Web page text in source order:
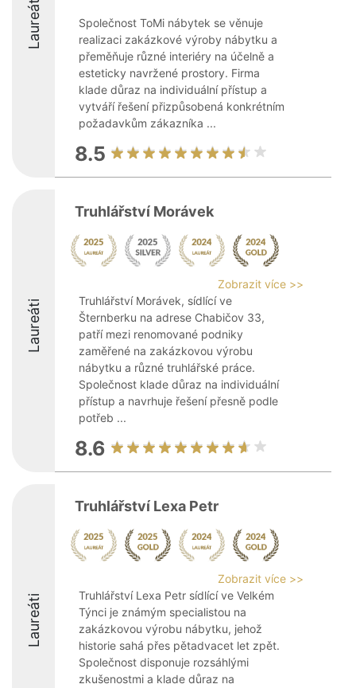
Laureáti
Společnost ToMi nábytek se věnuje
realizaci zakázkové výroby nábytku a
přeměňuje různé interiéry na účelně a
esteticky navržené prostory. Firma
klade důraz na individuální přístup a
vytváří řešení přizpůsobená konkrétním
požadavkům zákazníka ...
8.5
Laureáti
Truhlářství Morávek
Zobrazit více >>
Truhlářství Morávek, sídlící ve
Šternberku na adrese Chabičov 33,
patří mezi renomované podniky
zaměřené na zakázkovou výrobu
nábytku a různé truhlářské práce.
Společnost klade důraz na individuální
přístup a navrhuje řešení přesně podle
potřeb ...
8.6
Laureáti
Truhlářství Lexa Petr
Zobrazit více >>
Truhlářství Lexa Petr sídlící ve Velkém
Týnci je známým specialistou na
zakázkovou výrobu nábytku, jehož
historie sahá přes pětadvacet let zpět.
Společnost disponuje rozsáhlými
zkušenostmi a klade důraz na